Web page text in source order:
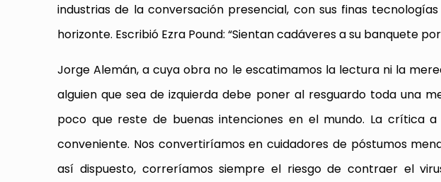
industrias de la conversación presencial, con sus finas
horizonte. Escribió Ezra Pound: “Sientan cadáveres a su banquete
Jorge Alemán, a cuya obra no le escatimamos la lectura ni la
alguien que sea de izquierda debe poner al resguardo toda una
poco que reste de buenas intenciones en el mundo. La crítica
conveniente. Nos convertiríamos en cuidadores de póstumos
así dispuesto, correríamos siempre el riesgo de contraer el